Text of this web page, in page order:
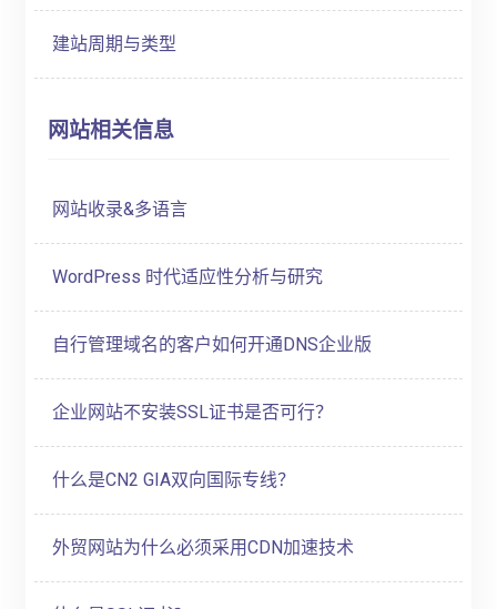
建站周期与类型
网站相关信息
网站收录&多语言
WordPress 时代适应性分析与研究
自行管理域名的客户如何开通DNS企业版
企业网站不安装SSL证书是否可行？
什么是CN2 GIA双向国际专线？
外贸网站为什么必须采用CDN加速技术